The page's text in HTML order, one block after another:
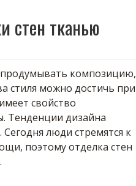
стен тканью
композицию,
стиля можно достичь при
свойство
Тенденции дизайна
люди стремятся к
поэтому отделка стен